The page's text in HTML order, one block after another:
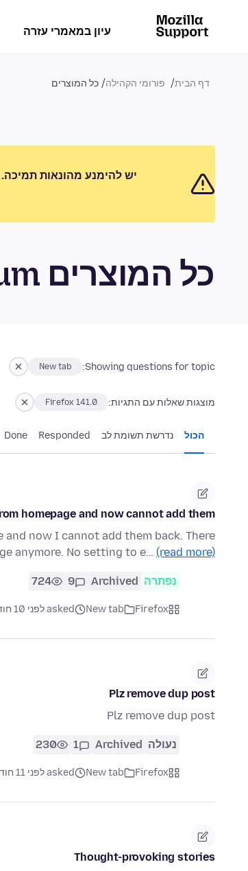
עיון במאמרי עזרה
דף הבית פורומי הקהילה כל המוצרים
יש להימנע מהונאות תמיכה.
כל המוצרים Community Forum
Showing questions for topic:
New tab
מוצגות שאלות עם התגיות: Firefox 141.0
הכול נדרשת תשומת לב Responded
Done
homepage and now cannot add them
now I cannot add them back. There
anymore. No setting to e… (read more)
נפתרה Archived
9
724
Firefox
New tab asked לפני 10 חודשים
Plz remove dup post
Plz remove dup post
נעולה Archived
1
230
Firefox
New tab asked לפני 11 חודשים
Thought-provoking stories